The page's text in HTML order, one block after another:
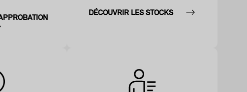
DÉCOUVRIR LES STOCKS